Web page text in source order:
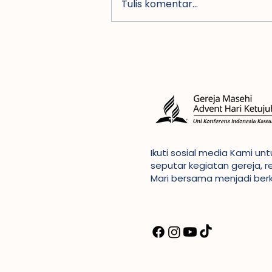
GMAHK di
Indonesia
Tulis komentar...
Ikuti sosial media Kami
seputar kegiatan gereja,
Mari bersama menjadi